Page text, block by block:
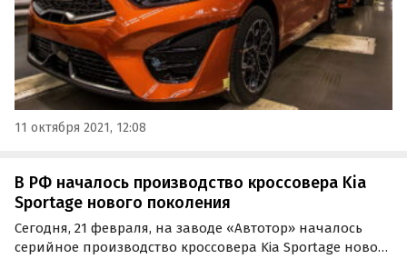
11 октября 2021, 12:08
В РФ началось производство кроссовера Kia
Sportage нового поколения
Сегодня, 21 февраля, на заводе «Автотор» началось
серийное производство кроссовера Kia Sportage нового